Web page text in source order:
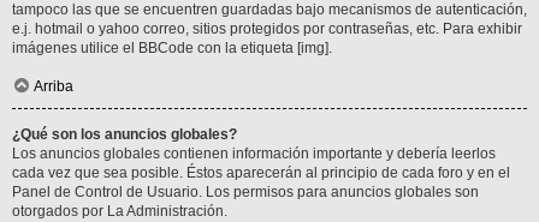
tampoco las que se encuentren guardadas bajo mecanismos de autenticación,
e.j. hotmail o yahoo correo, sitios protegidos por contraseñas, etc. Para exhibir
imágenes utilice el BBCode con la etiqueta [img].
Arriba
¿Qué son los anuncios globales?
Los anuncios globales contienen información importante y debería leerlos
cada vez que sea posible. Éstos aparecerán al principio de cada foro y en el
Panel de Control de Usuario. Los permisos para anuncios globales son
otorgados por La Administración.